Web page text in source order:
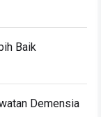
Baik
Demensia